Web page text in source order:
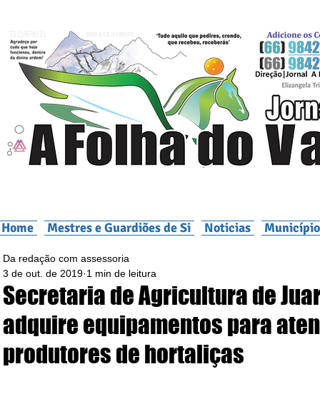
Home Mestres e Guardiões de Si Noticias
Secretaria de Agricultura de
adquire equipamentos para
produtores de hortaliças
Da redação com assessoria
3 de out. de 2019 1 min de leitura